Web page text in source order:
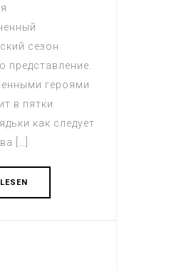
сезон
представление.
героями
в пятки
как следует
[…]